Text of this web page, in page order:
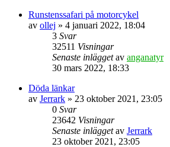
Runstenssafari på motorcykel
av ollej » 4 januari 2022, 18:04
3 Svar
32511 Visningar
Senaste inläggetav anganatyr
30 mars 2022, 18:33
Döda länkar
av Jerrark » 23 oktober 2021, 23:05
0 Svar
23642 Visningar
Senaste inläggetav Jerrark
23 oktober 2021, 23:05